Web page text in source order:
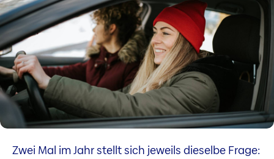
Zwei Mal im Jahr stellt sich jeweils dieselbe Frage: